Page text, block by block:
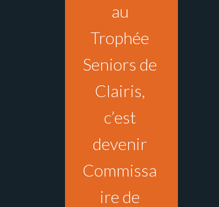
au
Trophée
Seniors de
Clairis,
c’est
devenir
Commissa
ire de